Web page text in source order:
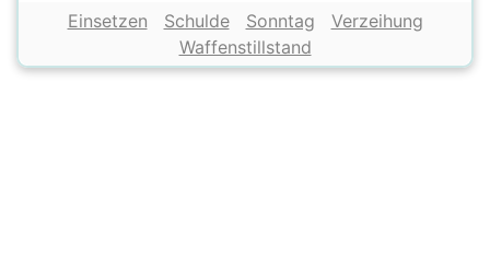
Einsetzen Schulde Sonntag
Verzeihung
Waffenstillstand